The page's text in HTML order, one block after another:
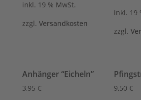
inkl. 19 % MwSt.
zzgl. Versandkosten
inkl. 19
zzgl.
Anhänger “Eicheln”
3,95 € 9,50€